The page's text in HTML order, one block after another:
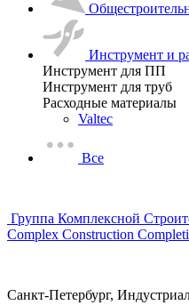
Инструмент и
Инструмент для ПП
Инструмент для труб
Расходные материалы
Valtec
Все
Группа Комплексной
Complex Construction
Санкт-Петербург,